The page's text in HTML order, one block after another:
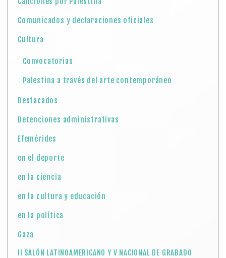
Comunicados y declaraciones oficiales
Cultura
Convocatorias
Palestina a través del arte contemporáneo
Destacados
Detenciones administrativas
Efemérides
en el deporte
en la ciencia
en la cultura y educación
en la política
Gaza
II SALÓN LATINOAMERICANO Y V NACIONAL DE GRABADO